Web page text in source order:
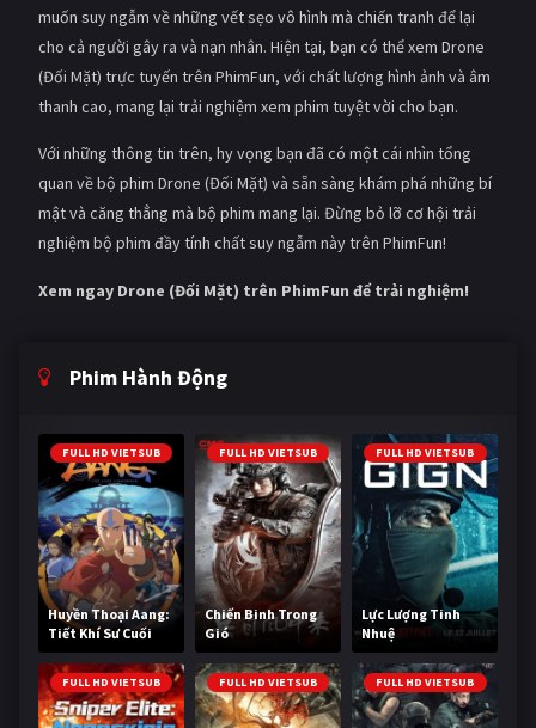
muốn suy ngẫm về những vết sẹo vô hình mà chiến tranh để lại
cho cả người gây ra và nạn nhân. Hiện tại, bạn có thể xem Drone
(Đối Mặt) trực tuyến trên PhimFun, với chất lượng hình ảnh và âm
thanh cao, mang lại trải nghiệm xem phim tuyệt vời cho bạn.
Với những thông tin trên, hy vọng bạn đã có một cái nhìn tổng
quan về bộ phim Drone (Đối Mặt) và sẵn sàng khám phá những bí
mật và căng thẳng mà bộ phim mang lại. Đừng bỏ lỡ cơ hội trải
nghiệm bộ phim đầy tính chất suy ngẫm này trên PhimFun!
Xem ngay Drone (Đối Mặt) trên PhimFun để trải nghiệm!
Phim Hành Động
FULL HD VIETSUB
Huyền Thoại Aang:
Tiết Khí Sư Cuối
Cùng
FULL HD VIETSUB
Chiến Binh Trong
Gió
FULL HD VIETSUB
Lực Lượng Tinh
Nhuệ
FULL HD VIETSUB FULL HD VIETSUB FULL HD VIETSUB